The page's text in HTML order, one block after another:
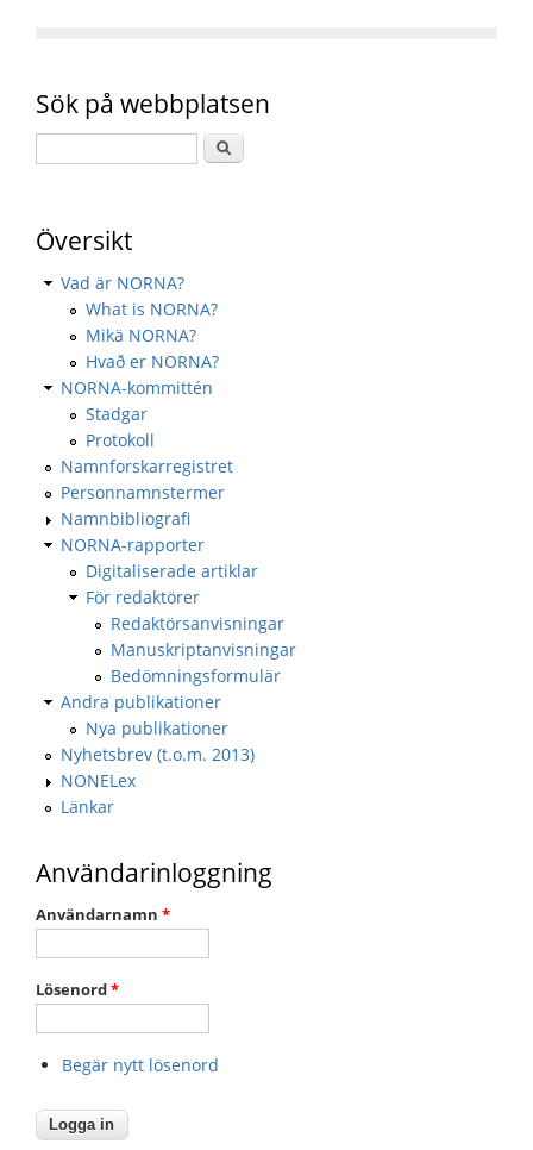
Sök på webbplatsen
Översikt
Vad är NORNA?
What is NORNA?
Mikä NORNA?
Hvað er NORNA?
NORNA-kommittén
Stadgar
Protokoll
Namnforskarregistret
Personnamnstermer
Namnbibliografi
NORNA-rapporter
Digitaliserade artiklar
För redaktörer
Redaktörsanvisningar
Manuskriptanvisningar
Bedömningsformulär
Andra publikationer
Nya publikationer
Nyhetsbrev (t.o.m. 2013)
NONELex
Länkar
Användarinloggning
Användarnamn *
Lösenord*
Begär nytt lösenord